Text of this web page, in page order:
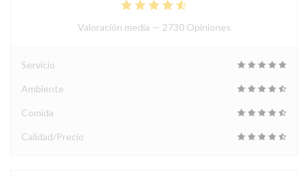
Valoración media — 2730 Opiniones
Servicio
Ambiente
Comida
Calidad/Precio